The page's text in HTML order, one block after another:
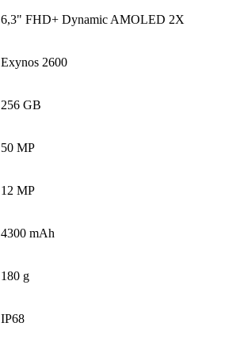
6,3" FHD+ Dynamic AMOLED 2X
Exynos 2600
256 GB
50 MP
12 MP
4300 mAh
180 g
IP68